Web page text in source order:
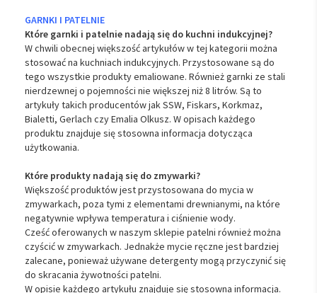
GARNKI I PATELNIE
Które garnki i patelnie nadają się do kuchni indukcyjnej?
W chwili obecnej większość artykułów w tej kategorii można
stosować na kuchniach indukcyjnych. Przystosowane są do
tego wszystkie produkty emaliowane. Również garnki ze stali
nierdzewnej o pojemności nie większej niż 8 litrów. Są to
artykuły takich producentów jak SSW, Fiskars, Korkmaz,
Bialetti, Gerlach czy Emalia Olkusz. W opisach każdego
produktu znajduje się stosowna informacja dotycząca
użytkowania.
Które produkty nadają się do zmywarki?
Większość produktów jest przystosowana do mycia w
zmywarkach, poza tymi z elementami drewnianymi, na które
negatywnie wpływa temperatura i ciśnienie wody.
Cześć oferowanych w naszym sklepie patelni również można
czyścić w zmywarkach. Jednakże mycie ręczne jest bardziej
zalecane, ponieważ używane detergenty mogą przyczynić się
do skracania żywotności patelni.
W opisie każdego artykułu znajduje się stosowna informacja.